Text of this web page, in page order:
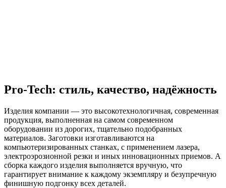
Pro-Tech: стиль, качество, надёжность
Изделия компании — это высокотехнологичная, современная
продукция, выполненная на самом современном
оборудовании из дорогих, тщательно подобранных
материалов. Заготовки изготавливаются на
компьютеризированных станках, с применением лазера,
электроэрозионной резки и иных инновационных приемов. А
сборка каждого изделия выполняется вручную, что
гарантирует внимание к каждому экземпляру и безупречную
финишную подгонку всех деталей.